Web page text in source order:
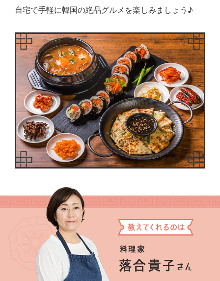
自宅で手軽に韓国の絶品グルメを楽しみましょう♪